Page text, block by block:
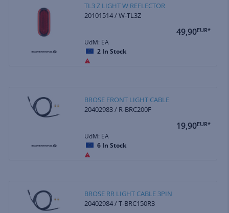
TL3 Z LIGHT W REFLECTOR
20101514 / W-TL3Z
49,90EUR*
UdM: EA
2 In Stock
BROSE FRONT LIGHT CABLE
20402983 / R-BRC200F
19,90EUR*
UdM: EA
6 In Stock
BROSE RR LIGHT CABLE 3PIN
20402984 / T-BRC150R3